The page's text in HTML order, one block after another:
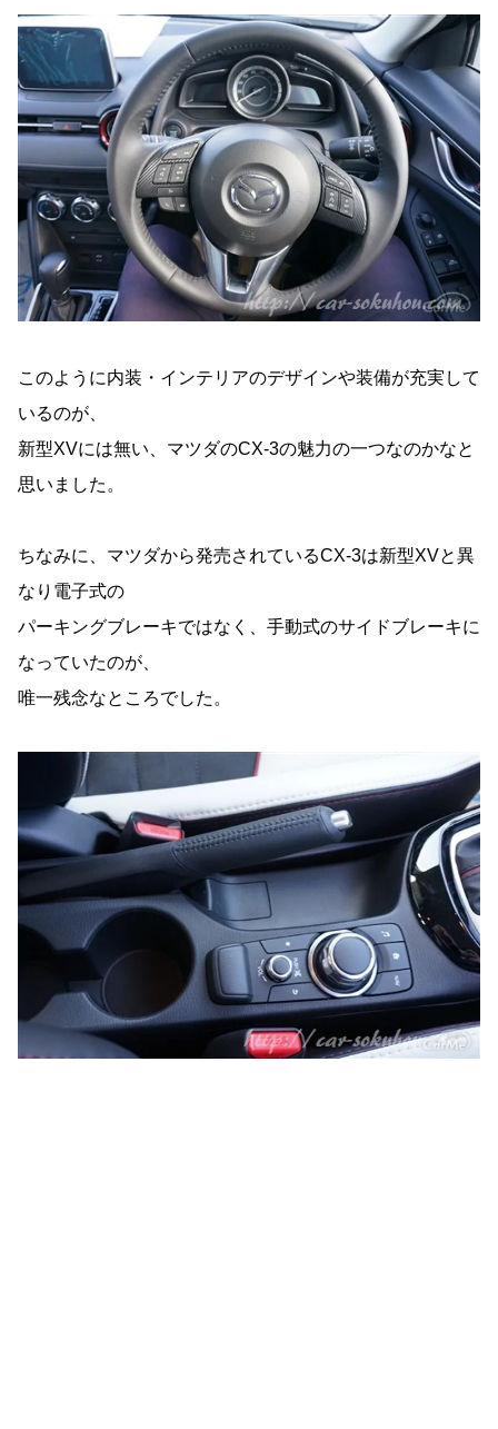
このように内装・インテリアのデザインや装備が充実して
いるのが、
新型XVには無い、マツダのCX-3の魅力の一つなのかなと
思いました。
ちなみに、マツダから発売されているCX-3は新型XVと異
なり電子式の
パーキングブレーキではなく、手動式のサイドブレーキに
なっていたのが、
唯一残念なところでした。